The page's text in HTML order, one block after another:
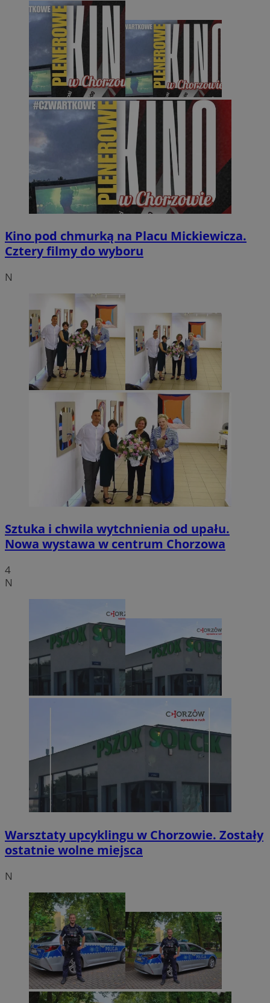
Kino pod chmurką na Placu Mickiewicza.
Cztery filmy do wyboru
N
Sztuka i chwila wytchnienia od upału.
Nowa wystawa w centrum Chorzowa
4
N
Warsztaty upcyklingu w Chorzowie. Zostały
ostatnie wolne miejsca
N